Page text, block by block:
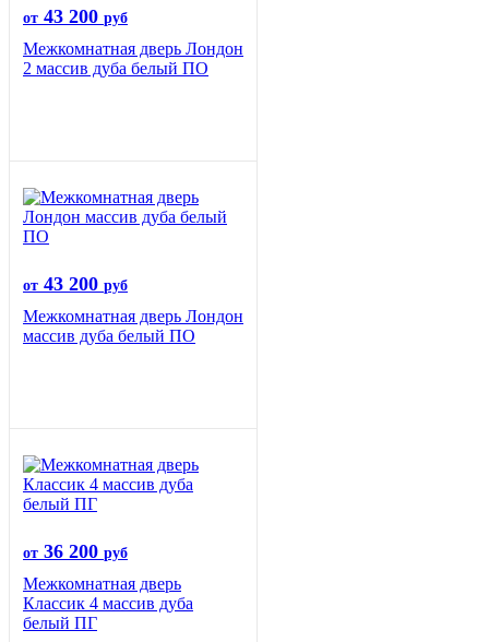
от 43 200 руб
Межкомнатная дверь Лондон
2 массив дуба белый ПО
от 43 200 руб
Межкомнатная дверь Лондон
массив дуба белый ПО
от 36 200 руб
Межкомнатная дверь
Классик 4 массив дуба
белый ПГ